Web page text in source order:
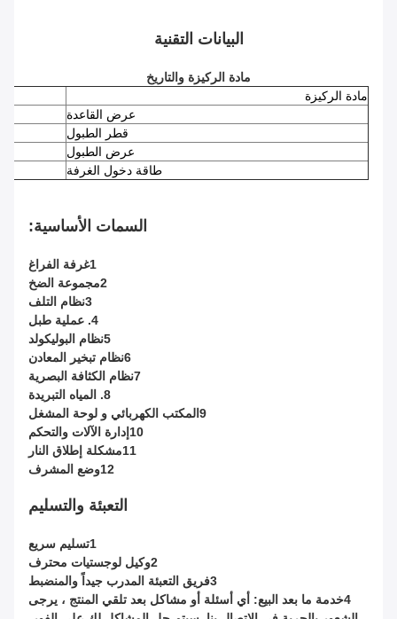
البيانات التقنية
مادة الركيزة والتاريخ
مادة الركيزة
عرض القاعدة
قطر الطبول
عرض الطبول
طاقة دخول الغرفة
السمات الأساسية:
1غرفة الفراغ
2مجموعة الضخ
3نظام التلف
4. عملية طبل
5نظام البوليكولد
6نظام تبخير المعادن
7نظام الكثافة البصرية
8. المياه التبريدة
9المكتب الكهربائي و لوحة المشغل
10إدارة الآلات والتحكم
11مشكلة إطلاق النار
12وضع المشرف
التعبئة والتسليم
1تسليم سريع
2وكيل لوجستيات محترف
3فريق التعبئة المدرب جيداً والمنضبط
4خدمة ما بعد البيع: أي أسئلة أو مشاكل بعد تلقي المنتج ، يرجى